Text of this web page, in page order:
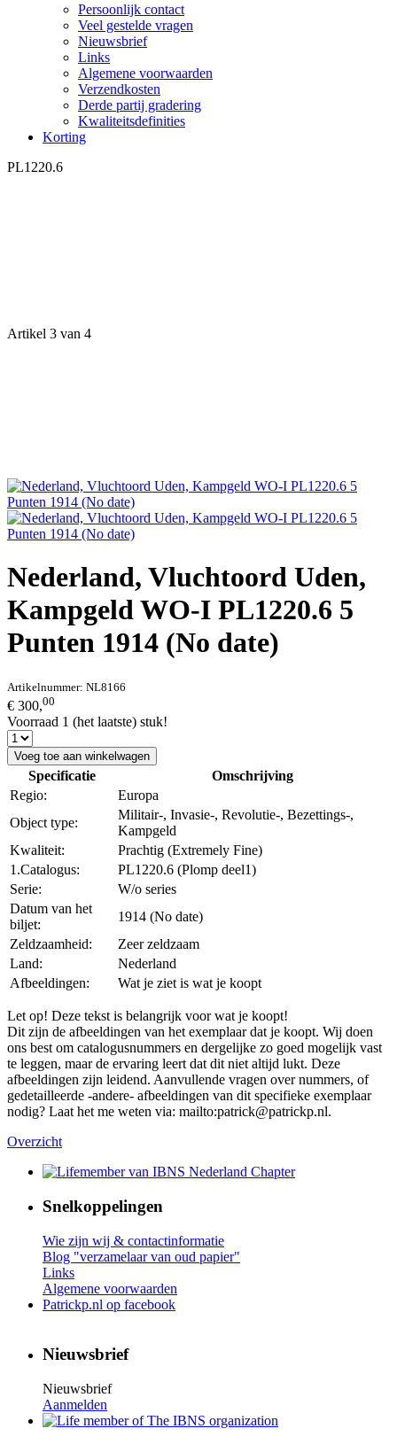
Persoonlijk contact
Veel gestelde vragen
Nieuwsbrief
Links
Algemene voorwaarden
Verzendkosten
Derde partij gradering
Kwaliteitsdefinities
Korting
PL1220.6
Artikel 3 van 4
Nederland, Vluchtoord Uden,
Kampgeld WO-I PL1220.6 5
Punten 1914 (No date)
Artikelnummer: NL8166
€ 300,00
Voorraad 1 (het laatste) stuk!
Voeg toe aan winkelwagen
Specificatie
Omschrijving
Regio:
Europa
Object type:
Militair-, Invasie-, Revolutie-, Bezettings-,
Kampgeld
Kwaliteit:
Prachtig (Extremely Fine)
1.Catalogus:
PL1220.6 (Plomp deel1)
Serie:
W/o series
Datum van het
biljet:
1914 (No date)
Zeldzaamheid:
Zeer zeldzaam
Land:
Nederland
Afbeeldingen:
Wat je ziet is wat je koopt
Let op! Deze tekst is belangrijk voor wat je koopt!
Dit zijn de afbeeldingen van het exemplaar dat je koopt. Wij doen
ons best om catalogusnummers en dergelijke zo goed mogelijk vast
te leggen, maar de ervaring leert dat dit niet altijd lukt. Deze
afbeeldingen zijn leidend. Aanvullende vragen over nummers, of
gedetailleerde -andere- afbeeldingen van dit specifieke exemplaar
nodig? Laat het me weten via: mailto:patrick@patrickp.nl.
Overzicht
Snelkoppelingen
Wie zijn wij & contactinformatie
Blog "verzamelaar van oud papier"
Links
Algemene voorwaarden
Patrickp.nl op facebook
Nieuwsbrief
Nieuwsbrief
Aanmelden